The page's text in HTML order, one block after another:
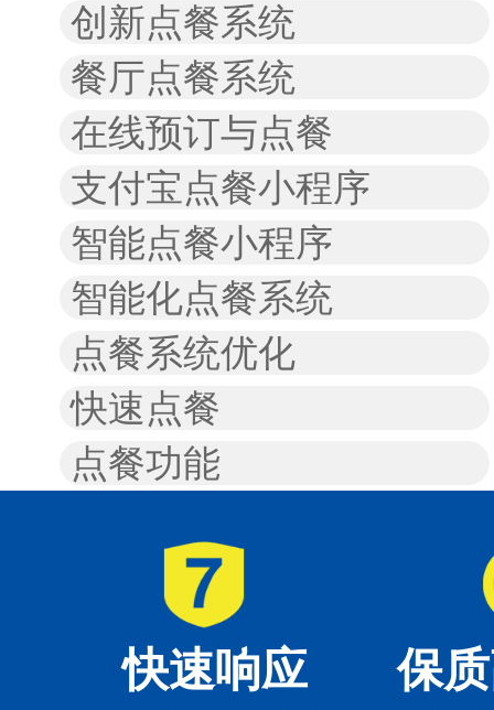
创新点餐系统
餐厅点餐系统
在线预订与点餐
支付宝点餐小程序
智能点餐小程序
智能化点餐系统
点餐系统优化
快速点餐
点餐功能
快速响应 保